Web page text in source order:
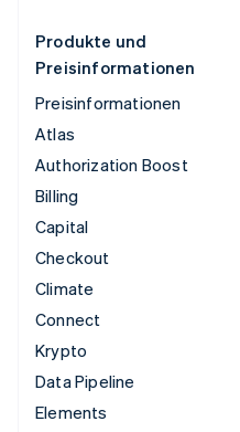
Produkte und
Preisinformationen
Preisinformationen
Atlas
Authorization Boost
Billing
Capital
Checkout
Climate
Connect
Krypto
Data Pipeline
Elements